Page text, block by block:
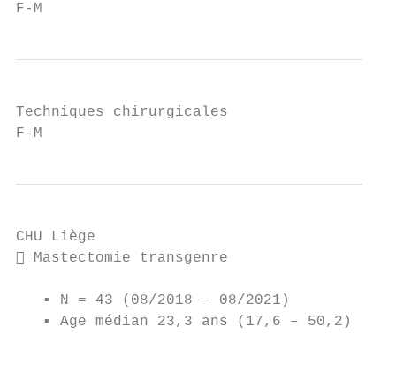
F-M
Techniques chirurgicales
F-M
CHU Liège
 Mastectomie transgenre
   ▪ N = 43 (08/2018 – 08/2021)
   ▪ Age médian 23,3 ans (17,6 – 50,2)